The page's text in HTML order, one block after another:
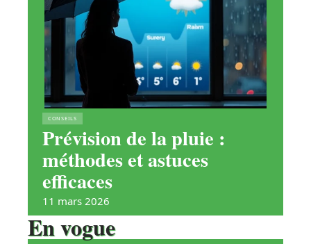
CONSEILS
Prévision de la pluie :
méthodes et astuces
efficaces
11 mars 2026
En vogue